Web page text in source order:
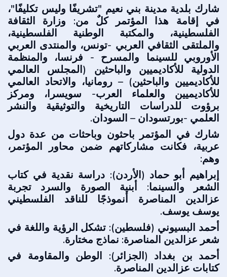
شارك بلدية مدينة بني نعيم "تشريفًا وليس تكليفًا"،
في إقامة هذا المؤتمر كلٌ من: وزارة الثقافة
الفلسطينية، والمكتبة الوطنية الفلسطينية،
والملتقى الثقافي العربي -تونس، والمنتدى العربي
الأوروبي للسينما والمسرح - فرنسا، والمنظمة
الدولية للأكاديميين والباحثين (المجلس العالمي
للأكاديميين والباحثين) – رومانيا، والاتحاد العالمي
للأكاديميين والعلماء العرب- سويسرا، ومركز
برؤوت للدراسات التاريخية والتوثيقية والنشر
العلمي -بورتسودان – السودان.
شارك في المؤتمر باحثون وباحثات من عدة دول
عربية، فكانت مشاركاتهم ضمن محاور المؤتمر،
وهم:
إبراهيم أبو حماد (الأردن): دراسة نقدية في كتاب
الشعر والسينما: أبنية الصورة والسرد تجربة
عزالدين المناصرة أنموذجًا للناقد الفلسطيني
يوسف يوسف.
أحمد البسيوني (فلسطين): تشكل الرؤية واللغة في
شعر عزالدين المناصرة: نماذج مختارة.
أحمد بن بغداد (الجزائر): الوطن والمقاومة في
كتابات عزالدين المناصرة.